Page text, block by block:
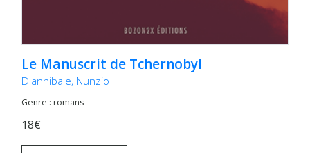
Le Manuscrit de Tchernobyl
D'annibale, Nunzio
Genre : romans
18€